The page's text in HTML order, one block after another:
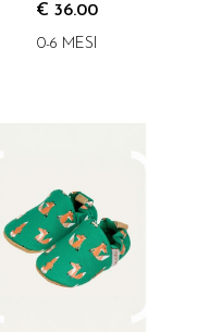
€ 36.00
0-6 MESI